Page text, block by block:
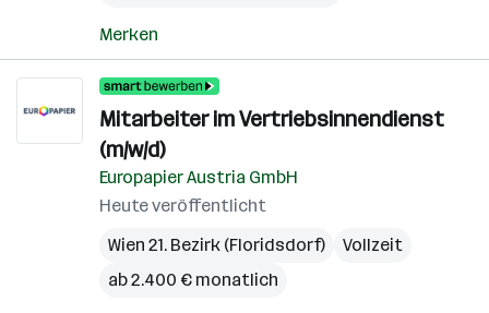
Merken
Mitarbeiter im Vertriebsinnendienst
(m/w/d)
Europapier Austria GmbH
Heute veröffentlicht
Wien 21. Bezirk (Floridsdorf)
Vollzeit
ab 2.400 € monatlich